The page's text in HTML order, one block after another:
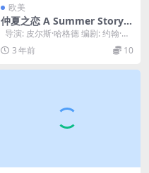
欧美
仲夏之恋 A Summer Story
(1988)
导演: 皮尔斯·哈格德 编剧: 约翰·高
尔斯华绥 / 佩内洛普·莫...
3 年前 10